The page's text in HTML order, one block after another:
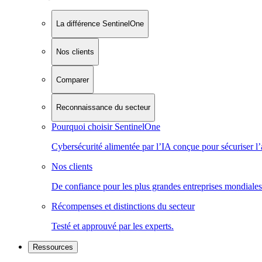
La différence SentinelOne
Nos clients
Comparer
Reconnaissance du secteur
Pourquoi choisir SentinelOne
Cybersécurité alimentée par l’IA conçue pour sécuriser
Nos clients
De confiance pour les plus grandes entreprises
Récompenses et distinctions du secteur
Testé et approuvé par les experts.
Ressources